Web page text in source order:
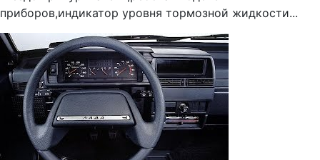
приборов,индикатор уровня тормозной жидкости...